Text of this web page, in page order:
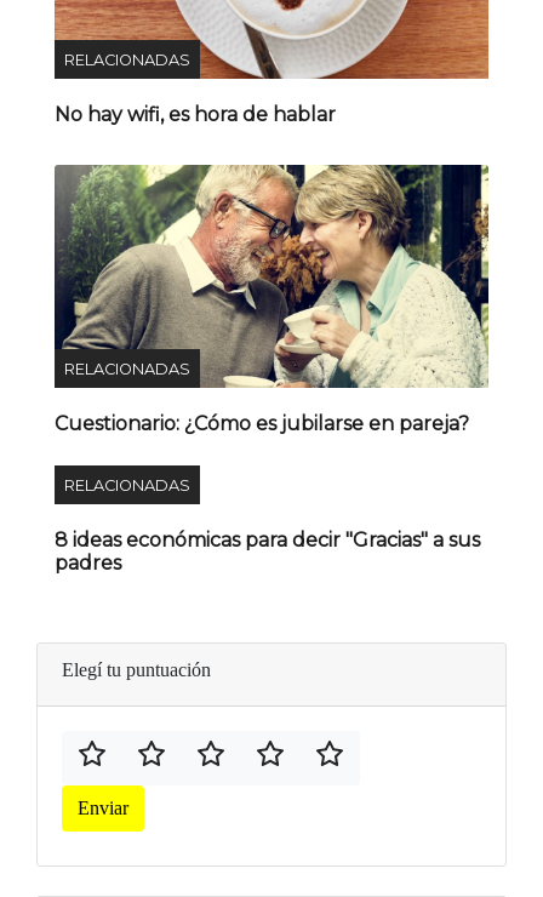
RELACIONADAS
No hay wifi, es hora de hablar
RELACIONADAS
Cuestionario: ¿Cómo es jubilarse en pareja?
RELACIONADAS
8 ideas económicas para decir "Gracias" a sus
padres
Elegí tu puntuación
Enviar